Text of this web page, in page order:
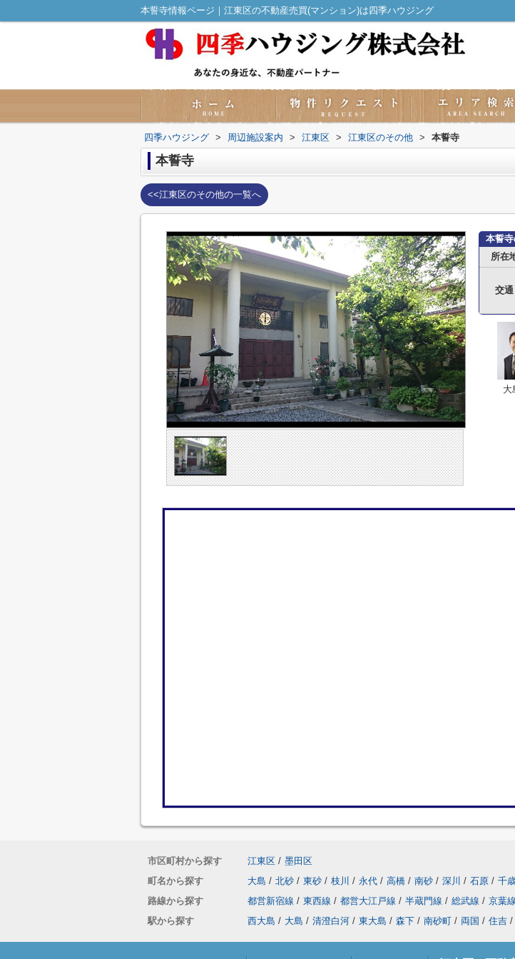
本誓寺情報ページ｜江東区の不動産売買(マンション)は四季ハウジング
四季ハウジング > 周辺施設案内 > 江東区 > 江東区のその他 > 本誓寺
本誓寺
<<江東区のその他の一覧へ
本誓
所在
交通
大
市区町村から探す 江東区 / 墨田区
町名から探す
大島 / 北砂 / 東砂 / 枝川 / 永代 / 高橋 / 南砂 / 深川 / 石原 / 千
路線から探す
都営新宿線 / 東西線 / 都営大江戸線 / 半蔵門線 / 総武線 / 京葉線
駅から探す
西大島 / 大島 / 清澄白河 / 東大島 / 森下 / 南砂町 / 両国 / 住吉 /